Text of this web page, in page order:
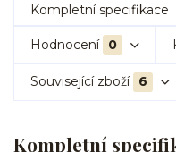
Kompletní specifikace
Hodnocení 0
Související zboží 6
Kompletní